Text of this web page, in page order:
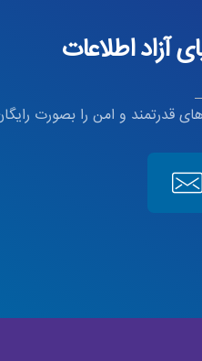
آزاد اطلاعات
قدرتمند و امن را بصورت